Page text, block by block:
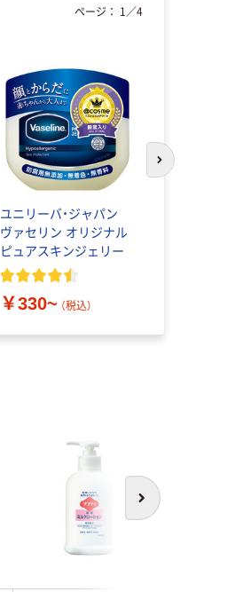
ユニリーバ・ジャパン
ヴァセリン オリジナル
ピュアスキンジェリー
￥330~ （税込）
ページ： 1 ／4
次のスライド
次へ